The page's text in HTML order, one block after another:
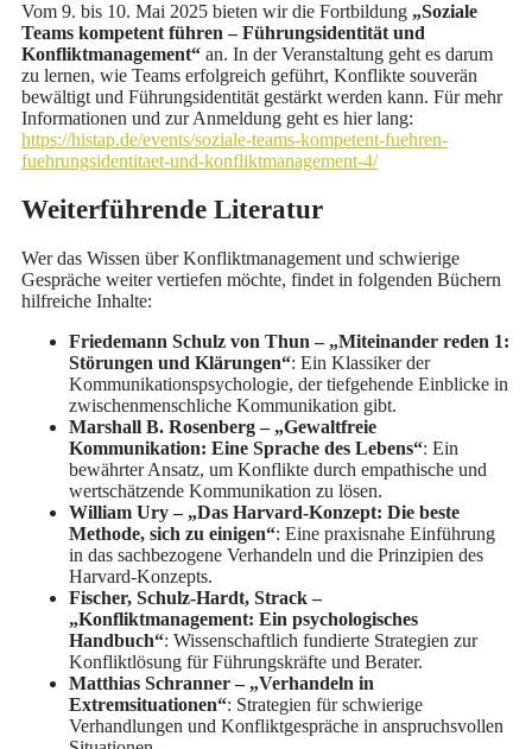
Vom 9. bis 10. Mai 2025 bieten wir die Fortbildung „Soziale
Teams kompetent führen – Führungsidentität und
Konfliktmanagement“ an. In der Veranstaltung geht es darum
zu lernen, wie Teams erfolgreich geführt, Konflikte souverän
bewältigt und Führungsidentität gestärkt werden kann. Für mehr
Informationen und zur Anmeldung geht es hier lang:
https://histap.de/events/soziale-teams-kompetent-fuehren-
fuehrungsidentitaet-und-konfliktmanagement-4/
Weiterführende Literatur
Wer das Wissen über Konfliktmanagement und schwierige
Gespräche weiter vertiefen möchte, findet in folgenden Büchern
hilfreiche Inhalte:
Friedemann Schulz von Thun – „Miteinander reden 1:
Störungen und Klärungen“: Ein Klassiker der
Kommunikationspsychologie, der tiefgehende Einblicke in
zwischenmenschliche Kommunikation gibt.
Marshall B. Rosenberg – „Gewaltfreie
Kommunikation: Eine Sprache des Lebens“: Ein
bewährter Ansatz, um Konflikte durch empathische und
wertschätzende Kommunikation zu lösen.
William Ury – „Das Harvard-Konzept: Die beste
Methode, sich zu einigen“: Eine praxisnahe Einführung
in das sachbezogene Verhandeln und die Prinzipien des
Harvard-Konzepts.
Fischer, Schulz-Hardt, Strack –
„Konfliktmanagement: Ein psychologisches
Handbuch“: Wissenschaftlich fundierte Strategien zur
Konfliktlösung für Führungskräfte und Berater.
Matthias Schranner – „Verhandeln in
Extremsituationen“: Strategien für schwierige
Verhandlungen und Konfliktgespräche in anspruchsvollen